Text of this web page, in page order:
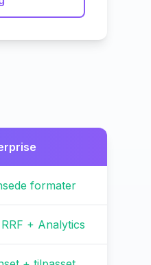
formater
+ Analytics